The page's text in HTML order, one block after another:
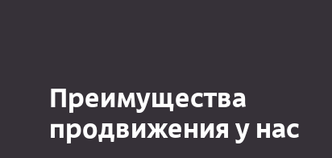
Преимущества
продвижения у нас